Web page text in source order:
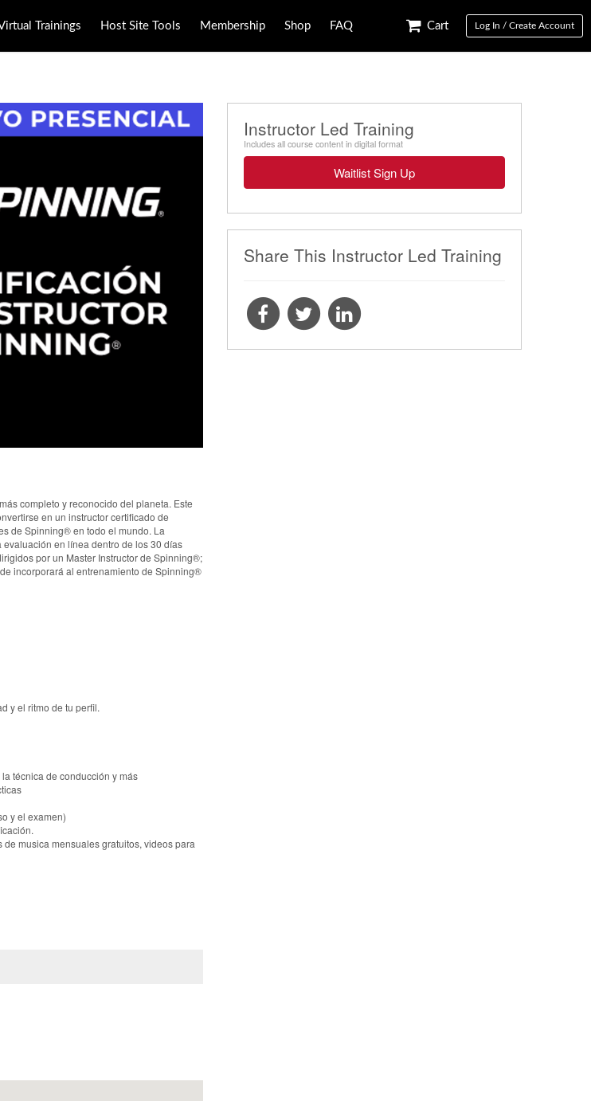
Trainings Host Site Tools Membership Shop FAQ Cart Log In / Create Account
Instructor Led Training
Includes all course content in digital format
Waitlist Sign Up
Share This Instructor Led Training
completo y reconocido del planeta. Este
en un instructor certificado de
de Spinning® en todo el mundo. La
en línea dentro de los 30 días
por un Master Instructor de Spinning®;
incorporará al entrenamiento de Spinning®
y el ritmo de tu perfil.
técnica de conducción y más
y el examen)
musica mensuales gratuitos, videos para